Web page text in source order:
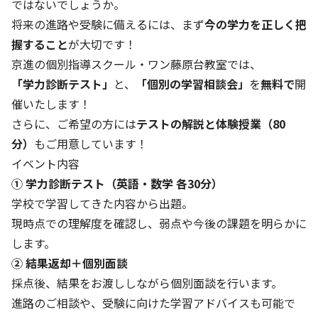
ではないでしょうか。
将来の進路や受験に備えるには、まず今の学力を正しく把
握することが大切です！
京進の個別指導スクール・ワン藤原台教室では、
「学力診断テスト」 と、 「個別の学習相談会」 を無料で開
催いたします！
さらに、ご希望の方にはテストの解説と体験授業（80
分） もご用意しています！
イベント内容
① 学力診断テスト（英語・数学 各30分）
学校で学習してきた内容から出題。
現時点での理解度を確認し、弱点や今後の課題を明らかに
します。
② 結果返却＋個別面談
採点後、結果をお渡ししながら個別面談を行います。
進路のご相談や、受験に向けた学習アドバイスも可能で